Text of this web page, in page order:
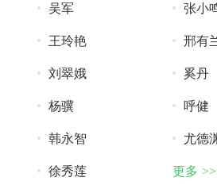
吴军 张小
王玲艳 邢有
刘翠娥 奚丹
杨骥 呼健
韩永智 尤德
徐秀莲 更多 >>